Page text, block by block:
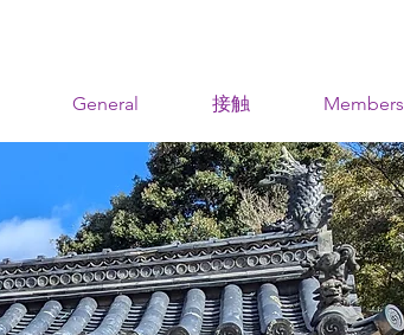
General 接触 Members